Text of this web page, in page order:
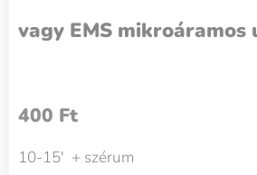
vagy EMS mikroáramos
400 Ft
10-15' + szérum